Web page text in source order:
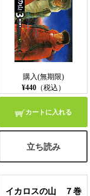
購入(無期限)
¥440（税込）
カートに入れる
立ち読み
イカロスの山 ７巻